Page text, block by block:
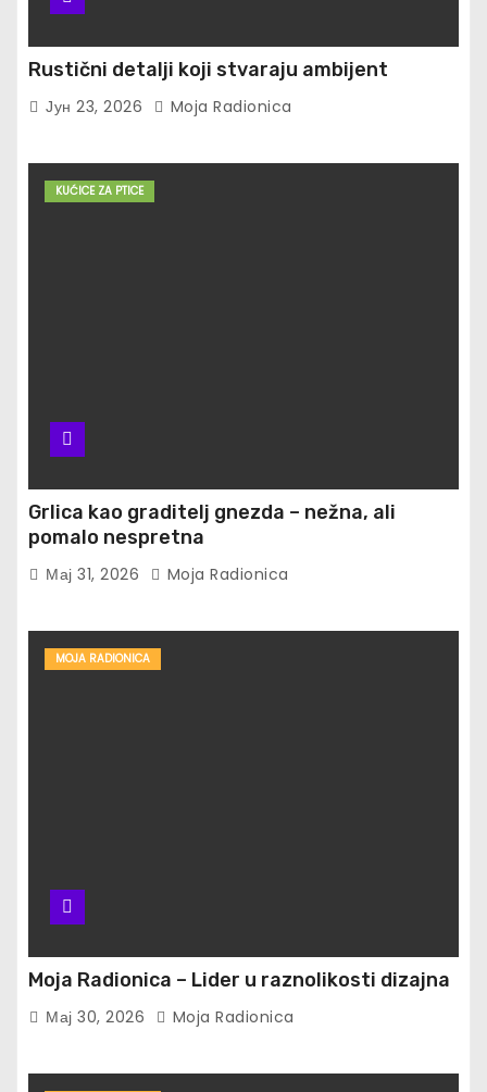
Rustični detalji koji stvaraju ambijent
Јун 23, 2026 Moja Radionica
KUĆICE ZA PTICE
Grlica kao graditelj gnezda – nežna, ali
pomalo nespretna
Мај 31, 2026 Moja Radionica
MOJA RADIONICA
Moja Radionica – Lider u raznolikosti dizajna
Мај 30, 2026 Moja Radionica